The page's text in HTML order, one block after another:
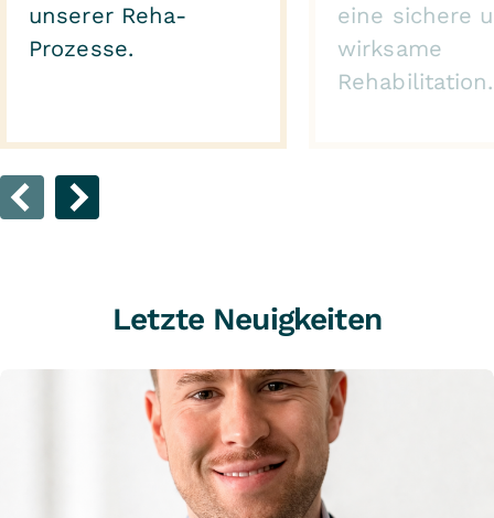
unserer Reha-
Prozesse.
eine sichere
wirksame
Rehabilitation.
Letzte Neuigkeiten